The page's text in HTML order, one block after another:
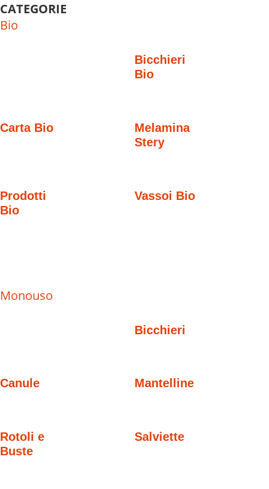
CATEGORIE
Bio
Bicchieri
Bio
Carta Bio
Melamina
Stery
Prodotti
Bio
Vassoi Bio
Monouso
Bicchieri
Canule Mantelline
Rotoli e
Buste
Salviette